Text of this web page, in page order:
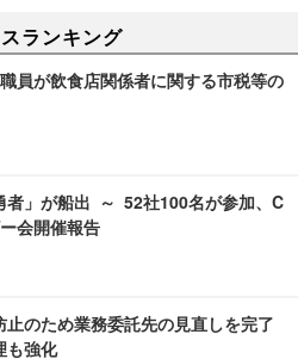
ランキング
員が飲食店関係者に関する市税等の
者」が船出 ～ 52社100名が参加、C
会開催報告
止のため業務委託先の見直しを完了
も強化